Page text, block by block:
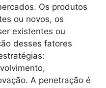
Os produtos
ou novos, os
existentes ou
desses fatores
A penetração é